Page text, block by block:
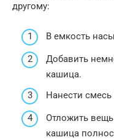
другому:
В емкость
Добавить
кашица.
Нанести смесь
Отложить
кашица